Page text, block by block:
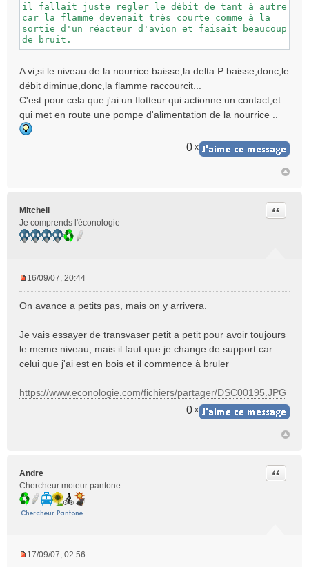
s
a
g
e
o
n
u
il fallait juste regler le débit de tant à autre
car la flamme devenait très courte comme à la
sortie d'un réacteur d'avion et faisait beaucoup
de bruit.
A vi,si le niveau de la nourrice baisse,la delta P baisse,donc,le
débit diminue,donc,la flamme raccourcit...
C'est pour cela que j'ai un flotteur qui actionne un contact,et
qui met en route une pompe d'alimentation de la nourrice ..
0 x
Mitchell
Je comprends l'éconologie
Citer
s
a
g
e
n
16/09/07, 20:44
On avance a petits pas, mais on y arrivera.
Je vais essayer de transvaser petit a petit pour avoir toujours
le meme niveau, mais il faut que je change de support car
celui que j'ai est en bois et il commence à bruler
https://www.econologie.com/fichiers/partager/DSC00195.JPG
0 x
Andre
Chercheur moteur pantone
Citer
17/09/07, 02:56